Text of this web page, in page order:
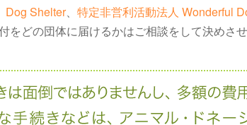
Dog Shelter、 特定非営利活動法人 Wonderful
をどの団体に届けるかはご相談をして決めさ